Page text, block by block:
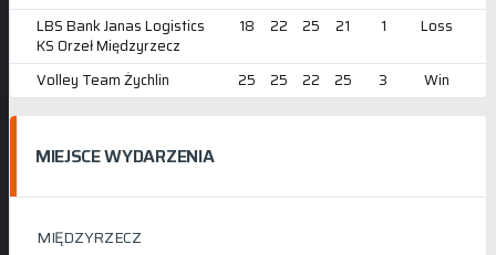
LBS Bank Janas Logistics
KS Orzeł Międzyrzecz
18 22 25 21 1 Loss
Volley Team Żychlin 25 25 22 25 3 Win
MIEJSCE WYDARZENIA
MIĘDZYRZECZ